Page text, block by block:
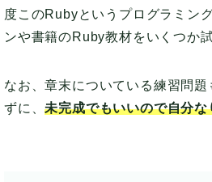
度このRubyというプログラミン
ンや書籍のRuby教材をいくつか
なお、章末についている練習問
ずに、未完成でもいいので自分